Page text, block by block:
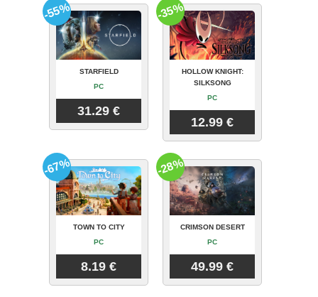
STARFIELD
PC
31.29 €
-55%
HOLLOW KNIGHT:
SILKSONG
PC
12.99 €
-35%
TOWN TO CITY
PC
8.19 €
-67%
CRIMSON DESERT
PC
49.99 €
-28%